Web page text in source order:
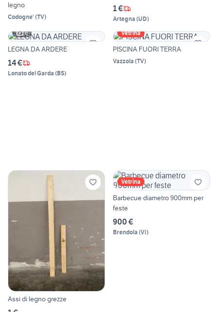
legno
Codogne' (TV)
1 €
Artegna (UD)
6
LEGNA DA ARDERE
14 €
Lonato del Garda (BS)
Vetrina
PISCINA FUORI TERRA
Vazzola (TV)
Assi di legno grezze
Vetrina
Barbecue diametro 900mm per
feste
900 €
Brendola (VI)